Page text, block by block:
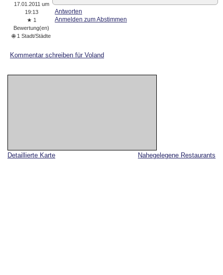
Nahegelegene Restaurants
Detaillierte Karte
17.01.2011 um
19:13
★ 1
Bewertung(en)
🌐 1 Stadt/Städte
Antworten
Anmelden zum Abstimmen
Kommentar schreiben für Voland